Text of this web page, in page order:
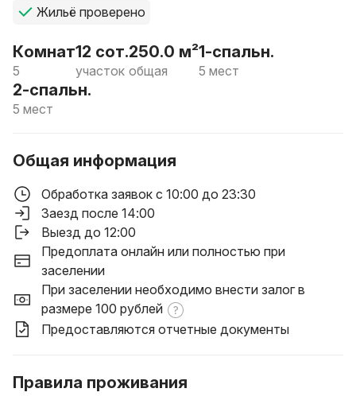
Жильё проверено
Комнат
5
12 сот.
участок
250.0 м²
общая
1-спальн.
5 мест
2-спальн.
5 мест
Общая информация
Обработка заявок с 10:00 до 23:30
Заезд после 14:00
Выезд до 12:00
Предоплата онлайн или полностью при
заселении
При заселении необходимо внести залог в
размере 100 рублей
Предоставляются отчетные документы
Правила проживания